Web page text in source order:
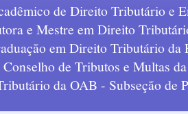
de Direito Tributário e
e Mestre em Direito
em Direito Tributário da
de Tributos e Multas
da OAB - Subseção de